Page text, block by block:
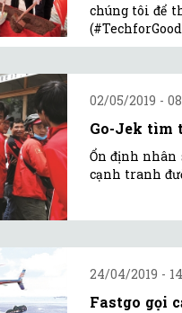
chúng tôi để
02/05/2019 -
Go-Jek tìm
Ổn định nhân
cạnh tranh
24/04/2019 -
Fastgo gọi